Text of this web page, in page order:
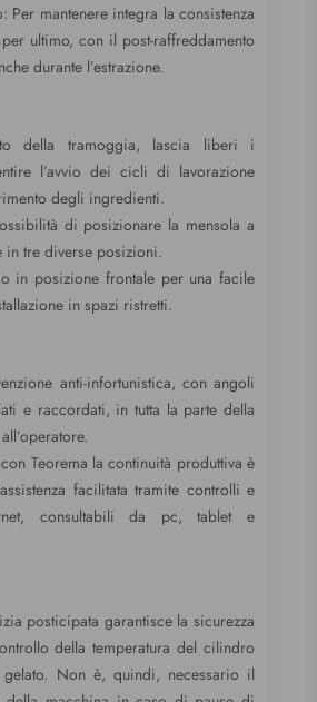
Per mantenere integra la consistenza
ultimo, con il post-raffreddamento
durante l’estrazione.
della tramoggia, lascia liberi i
l’avvio dei cicli di lavorazione
degli ingredienti.
di posizionare la mensola a
in tre diverse posizioni.
in posizione frontale per una facile
in spazi ristretti.
anti-infortunistica, con angoli
e raccordati, in tutta la parte della
Teorema la continuità produttiva è
facilitata tramite controlli e
consultabili da pc, tablet e
posticipata garantisce la sicurezza
della temperatura del cilindro
Non è, quindi, necessario il